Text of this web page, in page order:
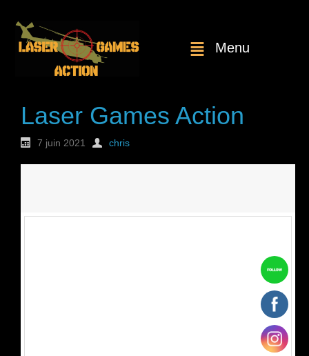
Menu
Laser Games Action
7 juin 2021 chris